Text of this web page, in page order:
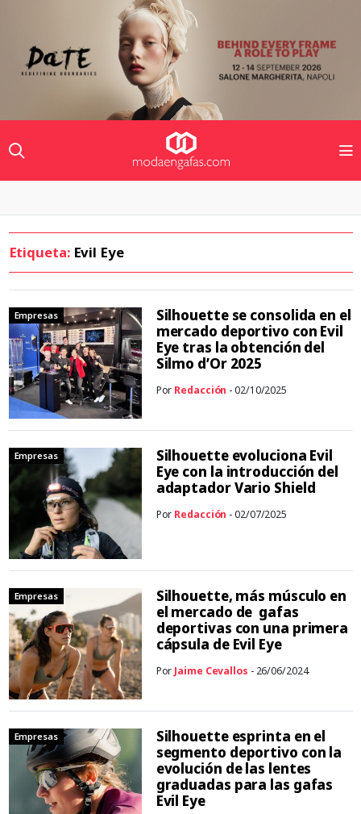
Etiqueta: Evil Eye
Empresas
Silhouette se consolida en el
mercado deportivo con Evil
Eye tras la obtención del
Silmo d’Or 2025
Por Redacción - 02/10/2025
Empresas
Silhouette evoluciona Evil
Eye con la introducción del
adaptador Vario Shield
Por Redacción - 02/07/2025
Empresas
Silhouette, más músculo en
el mercado de gafas
deportivas con una primera
cápsula de Evil Eye
PorJaime Cevallos - 26/06/2024
Empresas
Silhouette esprinta en el
segmento deportivo con la
evolución de las lentes
graduadas para las gafas
Evil Eye